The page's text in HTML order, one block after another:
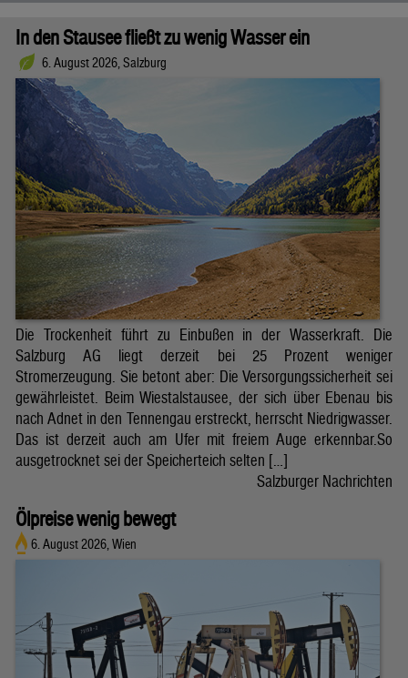
In den Stausee fließt zu wenig Wasser ein
6. August 2026, Salzburg
Die Trockenheit führt zu Einbußen in der Wasserkraft. Die
Salzburg AG liegt derzeit bei 25 Prozent weniger
Stromerzeugung. Sie betont aber: Die Versorgungssicherheit sei
gewährleistet. Beim Wiestalstausee, der sich über Ebenau bis
nach Adnet in den Tennengau erstreckt, herrscht Niedrigwasser.
Das ist derzeit auch am Ufer mit freiem Auge erkennbar.So
ausgetrocknet sei der Speicherteich selten […]
Salzburger Nachrichten
Ölpreise wenig bewegt
6. August 2026, Wien